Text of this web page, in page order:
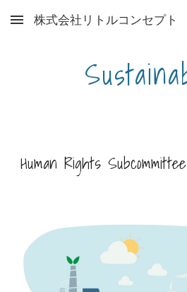
Skip to main content
株式会社リトルコンセプト
Human Rights Subcommittee